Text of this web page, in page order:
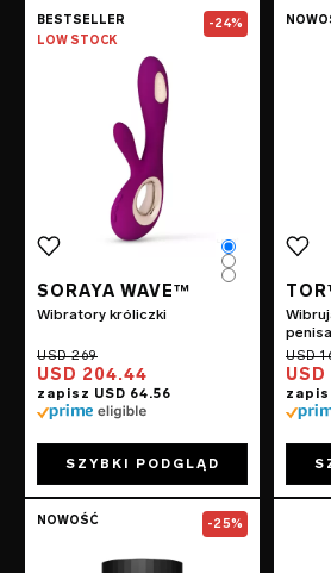
Go to theSORAYA
BESTSELLER
LOW STOCK
-24%
SORAYA WAVE™
Wibratory króliczki
USD 204.44
Color
Color
Color
SZYBKI PODGLĄD
penisa
Go to theF1S™ V3
NOWOŚĆ -25%